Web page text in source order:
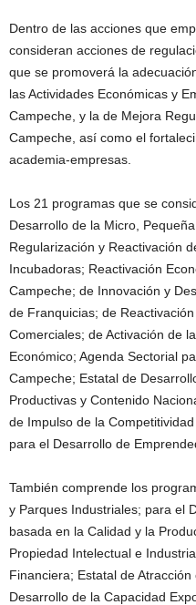
Dentro de las acciones que
consideran acciones de
que se promoverá la
las Actividades Económicas y
Campeche, y la de Mejora
Campeche, así como el
academia-empresas.
Los 21 programas que se
Desarrollo de la Micro,
Regularización y Reactivación
Incubadoras; Reactivación
Campeche; de Innovación y
de Franquicias; de
Comerciales; de Activación de
Económico; Agenda Sectorial
Campeche; Estatal de
Productivas y Contenido
de Impulso de la
para el Desarrollo de
También comprende los
y Parques Industriales; para el
basada en la Calidad y la
Propiedad Intelectual e
Financiera; Estatal de
Desarrollo de la Capacidad